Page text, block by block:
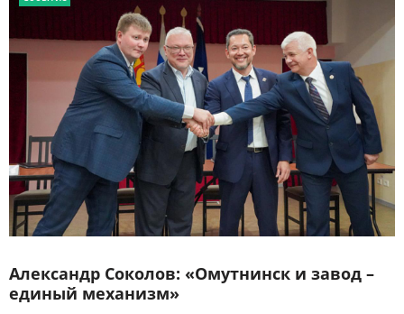
Александр Соколов: «Омутнинск и завод –
единый механизм»